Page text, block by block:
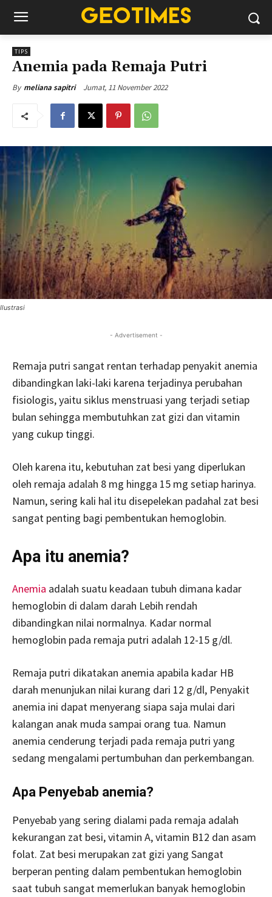
TIPS
Anemia pada Remaja Putri
By meliana sapitri Jumat, 11 November 2022
Ilustrasi
- Advertisement -
Remaja putri sangat rentan terhadap penyakit anemia
dibandingkan laki-laki karena terjadinya perubahan
fisiologis, yaitu siklus menstruasi yang terjadi setiap
bulan sehingga membutuhkan zat gizi dan vitamin
yang cukup tinggi.
Oleh karena itu, kebutuhan zat besi yang diperlukan
oleh remaja adalah 8 mg hingga 15 mg setiap harinya.
Namun, sering kali hal itu disepelekan padahal zat besi
sangat penting bagi pembentukan hemoglobin.
Apa itu anemia?
Anemia adalah suatu keadaan tubuh dimana kadar
hemoglobin di dalam darah Lebih rendah
dibandingkan nilai normalnya. Kadar normal
hemoglobin pada remaja putri adalah 12-15 g/dl.
Remaja putri dikatakan anemia apabila kadar HB
darah menunjukan nilai kurang dari 12 g/dl, Penyakit
anemia ini dapat menyerang siapa saja mulai dari
kalangan anak muda sampai orang tua. Namun
anemia cenderung terjadi pada remaja putri yang
sedang mengalami pertumbuhan dan perkembangan.
Apa Penyebab anemia?
Penyebab yang sering dialami pada remaja adalah
kekurangan zat besi, vitamin A, vitamin B12 dan asam
folat. Zat besi merupakan zat gizi yang Sangat
berperan penting dalam pembentukan hemoglobin
saat tubuh sangat memerlukan banyak hemoglobin